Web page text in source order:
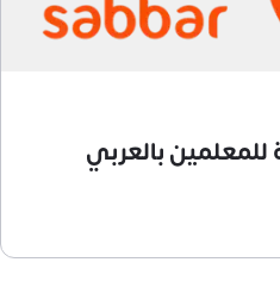
للمعلمين بالعربي